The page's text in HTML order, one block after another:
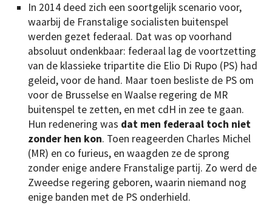
In 2014 deed zich een soortgelijk scenario voor,
waarbij de Franstalige socialisten buitenspel
werden gezet federaal. Dat was op voorhand
absoluut ondenkbaar: federaal lag de voortzetting
van de klassieke tripartite die Elio Di Rupo (PS) had
geleid, voor de hand. Maar toen besliste de PS om
voor de Brusselse en Waalse regering de MR
buitenspel te zetten, en met cdH in zee te gaan.
Hun redenering was dat men federaal toch niet
zonder hen kon. Toen reageerden Charles Michel
(MR) en co furieus, en waagden ze de sprong
zonder enige andere Franstalige partij. Zo werd de
Zweedse regering geboren, waarin niemand nog
enige banden met de PS onderhield.